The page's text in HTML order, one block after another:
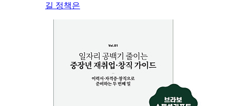
길 정책은